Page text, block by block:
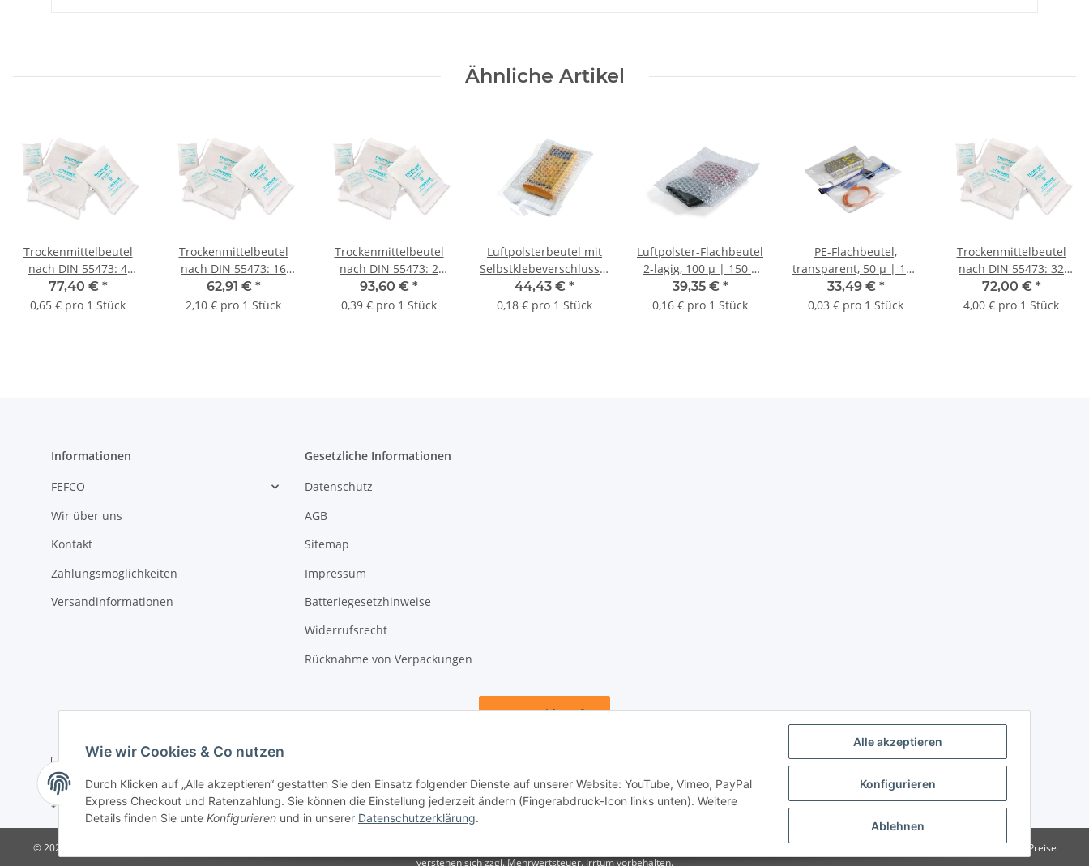
Ähnliche Artikel
Trockenmittelbeutel
nach DIN 55473: 4
Einheiten | 100 x 160
mm (B x L) | VE = 120
77,40 € *
0,65 € pro 1 Stück
Trockenmittelbeutel
nach DIN 55473: 16
Einheiten | 150 x 245
mm (B x L) | VE = 30
62,91 € *
2,10 € pro 1 Stück
Trockenmittelbeutel
nach DIN 55473: 2
Einheiten | 70 x 150
mm (B x L) | VE = 240
93,60 € *
0,39 € pro 1 Stück
Luftpolsterbeutel mit
Selbstklebeverschlusslasche,
100 µ | 150 x 200 + 50
mm (Offene Seite x L +
44,43 € *
0,18 € pro 1 Stück
Luftpolster-Flachbeutel
2-lagig, 100 µ | 150 x
200 mm (Offene Seite x
L) | VE = 250 Stk.
39,35 € *
0,16 € pro 1 Stück
PE-Flachbeutel,
transparent, 50 µ | 150
x 200 mm (Offene Seite
x L) | VE = 1000 Stk.
33,49 € *
0,03 € pro 1 Stück
Trockenmittelbeutel
nach DIN 55473: 32
Einheiten | 200 x 280
mm (B x L) | VE = 18
72,00 € *
4,00 € pro 1 Stück
Informationen
FEFCO
Wir über uns
Kontakt
Zahlungsmöglichkeiten
Versandinformationen
Gesetzliche Informationen
Datenschutz
AGB
Sitemap
Impressum
Batteriegesetzhinweise
Widerrufsrecht
Rücknahme von Verpackungen
Vertrag widerrufen
* Alle Preise zzgl. gesetzlicher USt., zzgl.Versand
© 2025 Verpackungsheld
Unser Webshop richtet sich an gewerbliche Kunden. Verkauf nur an Unternehmer, Gewerbetreibende, Freiberufler und öffentliche Institutionen. Kein Verkauf an Verbraucher i.S.d. § 13 BGB alle Preise
verstehen sich zzgl. Mehrwertsteuer. Irrtum vorbehalten.
Wie wir Cookies & Co nutzen
Durch Klicken auf „Alle akzeptieren“ gestatten Sie den Einsatz folgender Dienste auf unserer Website: YouTube, Vimeo, PayPal
Express Checkout und Ratenzahlung. Sie können die Einstellung jederzeit ändern (Fingerabdruck-Icon links unten). Weitere
Details finden Sie unte Konfigurieren und in unserer Datenschutzerklärung.
Alle akzeptieren
Konfigurieren
Ablehnen